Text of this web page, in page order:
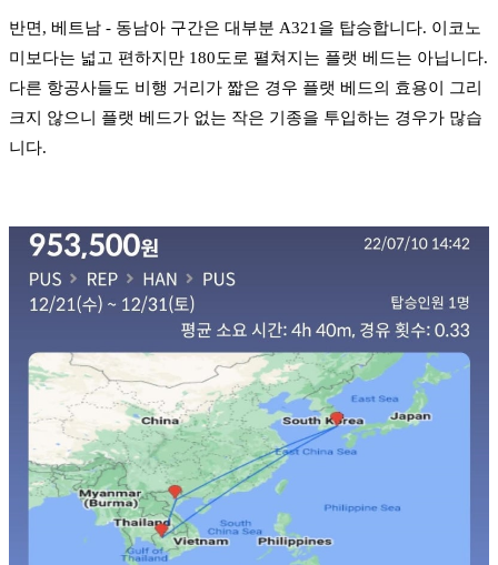
반면, 베트남 - 동남아 구간은 대부분 A321을 탑승합니다. 이코노
미보다는 넓고 편하지만 180도로 펼쳐지는 플랫 베드는 아닙니다.
다른 항공사들도 비행 거리가 짧은 경우 플랫 베드의 효용이 그리
크지 않으니 플랫 베드가 없는 작은 기종을 투입하는 경우가 많습
니다.